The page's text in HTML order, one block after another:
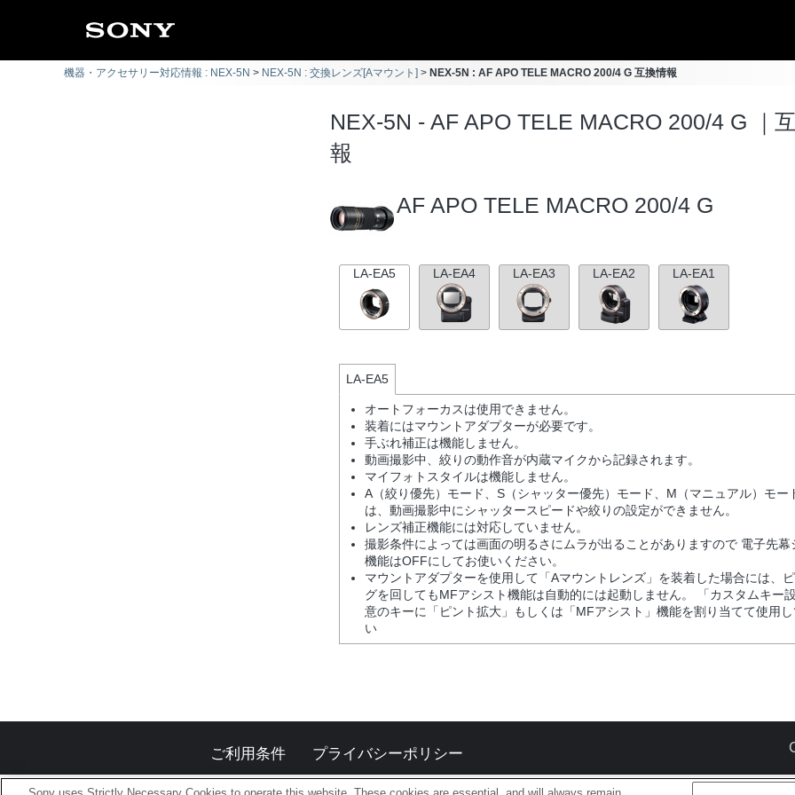
機器・アクセサリー対応情報 : NEX-5N NEX-5N : 交換レンズ[Aマウント] NEX-5N : AF APO TELE MACRO 200/4 G 互換情報
NEX-5N - AF APO TELE MACRO 200/4 G ｜
報
AF APO TELE MACRO 200/4 G
LA-EA5 LA-EA4 LA-EA3 LA-EA2 LA-EA1
LA-EA5
オートフォーカスは使用できません。
装着にはマウントアダプターが必要です。
手ぶれ補正は機能しません。
動画撮影中、絞りの動作音が内蔵マイクから記録されます。
マイフォトスタイルは機能しません。
A（絞り優先）モード、S（シャッター優先）モード、M（マニュアル）モー
は、動画撮影中にシャッタースピードや絞りの設定ができません。
レンズ補正機能には対応していません。
撮影条件によっては画面の明るさにムラが出ることがありますので 電子先幕
機能はOFFにしてお使いください。
マウントアダプターを使用して「Aマウントレンズ」を装着した場合には、
グを回してもMFアシスト機能は自動的には起動しません。 「カスタムキー
意のキーに「ピント拡大」もしくは「MFアシスト」機能を割り当てて使用し
い
ご利用条件 プライバシーポリシー